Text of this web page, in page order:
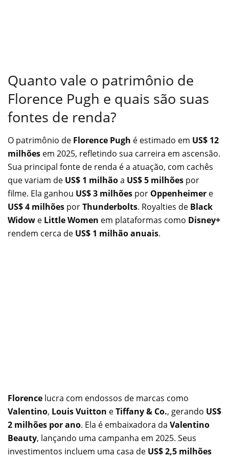
Quanto vale o patrimônio de
Florence Pugh e quais são suas
fontes de renda?
O patrimônio de Florence Pugh é estimado em US$ 12
milhões em 2025, refletindo sua carreira em ascensão.
Sua principal fonte de renda é a atuação, com cachês
que variam de US$ 1 milhãoa US$ 5 milhões por
filme. Ela ganhou US$ 3 milhões por Oppenheimer e
US$ 4 milhões porThunderbolts. Royalties de Black
Widow e Little Women em plataformas como Disney+
rendem cerca de US$ 1 milhão anuais.
Florence lucra com endossos de marcas como
Valentino, Louis Vuitton eTiffany & Co., gerando US$
2 milhões por ano. Ela é embaixadora da Valentino
Beauty, lançando uma campanha em 2025. Seus
investimentos incluem uma casa de US$ 2,5 milhões